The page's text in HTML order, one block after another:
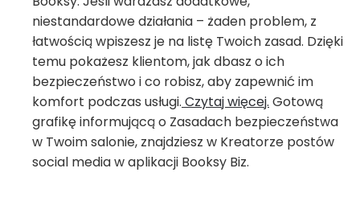
niestandardowe działania – żaden problem, z
łatwością wpiszesz je na listę Twoich zasad. Dzięki
temu pokażesz klientom, jak dbasz o ich
bezpieczeństwo i co robisz, aby zapewnić im
komfort podczas usługi. Czytaj więcej. Gotową
grafikę informującą o Zasadach bezpieczeństwa
w Twoim salonie, znajdziesz w Kreatorze postów
social media w aplikacji Booksy Biz.